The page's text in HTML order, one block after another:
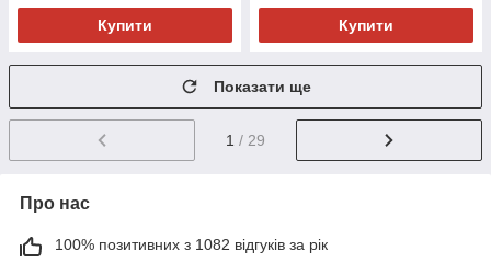
Купити Купити
Показати ще
1 / 29
Про нас
100% позитивних з 1082 відгуків за рік